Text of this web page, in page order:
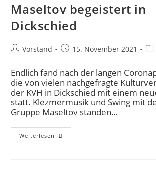
Maseltov begeistert in
Dickschied
Vorstand 15. November 2021
Endlich fand nach der langen
die von vielen nachgefragte
der KVH in Dickschied mit einem
statt. Klezmermusik und Swing mit
Gruppe Maseltov standen…
Weiterlesen